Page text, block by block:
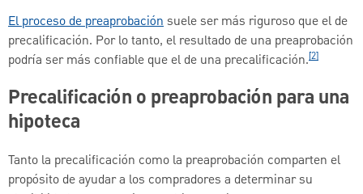
El proceso de preaprobaciónsuele ser más riguroso que el de
precalificación. Por lo tanto, el resultado de una preaprobación
podría ser más confiable que el de una precalificación.[2]
Precalificación o preaprobación para una
hipoteca
Tanto la precalificación como la preaprobación comparten el
propósito de ayudar a los compradores a determinar su